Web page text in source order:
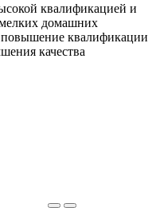
квалификацией и
домашних
квалификации
качества